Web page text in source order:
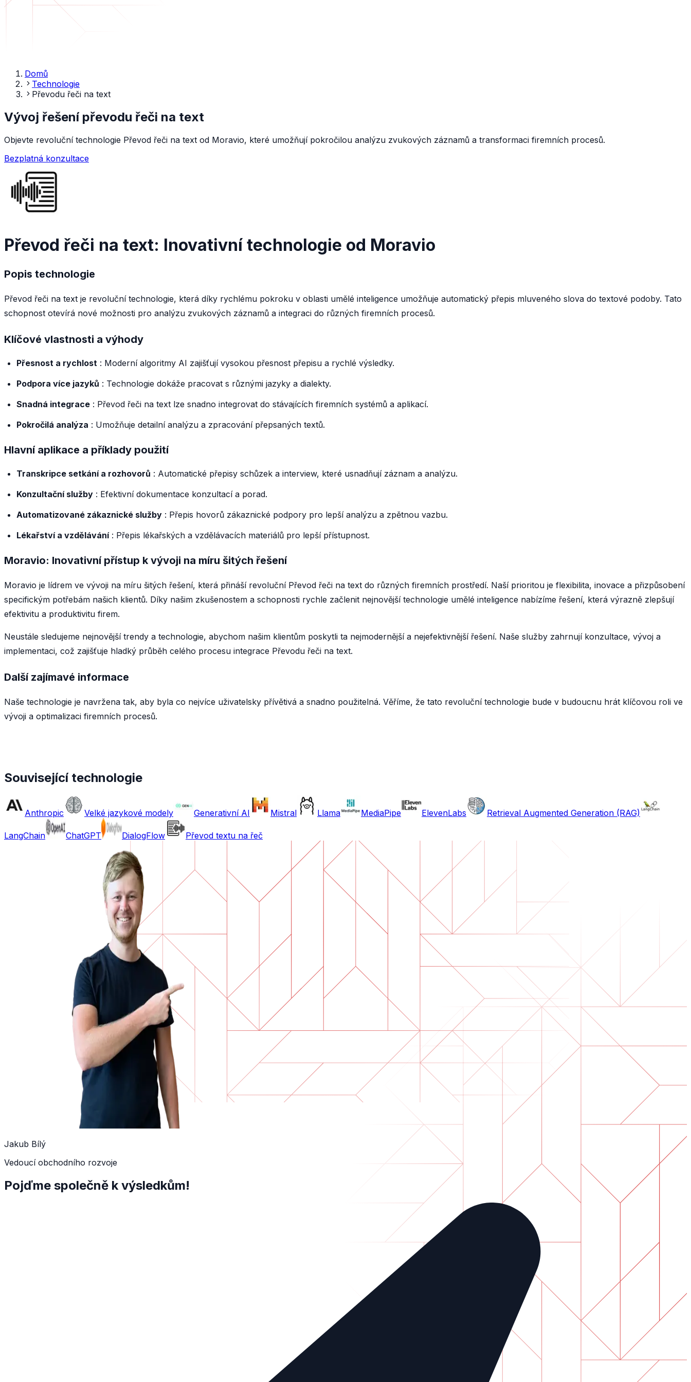
Domů
Technologie
Převodu řeči na text
Vývoj řešení převodu řeči na text
Objevte revoluční technologie Převod řeči na text od Moravio, které umožňují pokročilou analýzu zvukových záznamů a transformaci firemních procesů.
Bezplatná konzultace
Převod řeči na text: Inovativní technologie od Moravio
Popis technologie
Převod řeči na text je revoluční technologie, která díky rychlému pokroku v oblasti umělé inteligence umožňuje automatický přepis mluveného slova do textové podoby. Tato
schopnost otevírá nové možnosti pro analýzu zvukových záznamů a integraci do různých firemních procesů.
Klíčové vlastnosti a výhody
Přesnost a rychlost : Moderní algoritmy AI zajišťují vysokou přesnost přepisu a rychlé výsledky.
Podpora více jazyků : Technologie dokáže pracovat s různými jazyky a dialekty.
Snadná integrace : Převod řeči na text lze snadno integrovat do stávajících firemních systémů a aplikací.
Pokročilá analýza : Umožňuje detailní analýzu a zpracování přepsaných textů.
Hlavní aplikace a příklady použití
Transkripce setkání a rozhovorů : Automatické přepisy schůzek a interview, které usnadňují záznam a analýzu.
Konzultační služby : Efektivní dokumentace konzultací a porad.
Automatizované zákaznické služby : Přepis hovorů zákaznické podpory pro lepší analýzu a zpětnou vazbu.
Lékařství a vzdělávání: Přepis lékařských a vzdělávacích materiálů pro lepší přístupnost.
Moravio: Inovativní přístup k vývoji na míru šitých řešení
Moravio je lídrem ve vývoji na míru šitých řešení, která přináší revoluční Převod řeči na text do různých firemních prostředí. Naší prioritou je flexibilita, inovace a přizpůsobení
specifickým potřebám našich klientů. Díky našim zkušenostem a schopnosti rychle začlenit nejnovější technologie umělé inteligence nabízíme řešení, která výrazně zlepšují
efektivitu a produktivitu firem.
Neustále sledujeme nejnovější trendy a technologie, abychom našim klientům poskytli ta nejmodernější a nejefektivnější řešení. Naše služby zahrnují konzultace, vývoj a
implementaci, což zajišťuje hladký průběh celého procesu integrace Převodu řeči na text.
Další zajímavé informace
Naše technologie je navržena tak, aby byla co nejvíce uživatelsky přívětivá a snadno použitelná. Věříme, že tato revoluční technologie bude v budoucnu hrát klíčovou roli ve
vývoji a optimalizaci firemních procesů.
Související technologie
Anthropic Velké jazykové modely Generativní AI Mistral Llama MediaPipe ElevenLabs Retrieval Augmented Generation (RAG)
LangChain ChatGPT DialogFlow Převod textu na řeč
Jakub Bílý
Vedoucí obchodního rozvoje
Pojďme společně k výsledkům!